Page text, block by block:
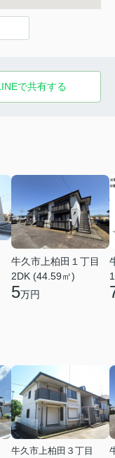
で共有する
牛久市上柏田１丁目
2DK (44.59㎡)
5万円
牛久市上柏田３丁目